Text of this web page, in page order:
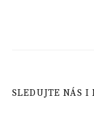
SLEDUJTE NÁS I